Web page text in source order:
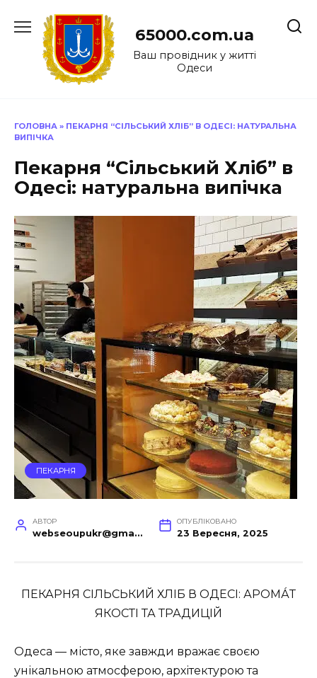
до
65000.com.ua
Ваш провідник у житті
Одеси
ГОЛОВНА » ПЕКАРНЯ “СІЛЬСЬКИЙ ХЛІБ” В ОДЕСІ: НАТУРАЛЬНА
ВИПІЧКА
Пекарня “Сільський Хліб” в
Одесі: натуральна випічка
ПЕКАРНЯ
АВТОР
webseoupukr@gmail.com
ОПУБЛІКОВАНО
23 Вересня, 2025
ПЕКАРНЯ СІЛЬСЬКИЙ ХЛІБ В ОДЕСІ: АРОМА́Т
ЯКОСТІ ТА ТРАДИЦІЙ
Одеса — місто, яке завжди вражає своєю
унікальною атмосферою, архітектурою та